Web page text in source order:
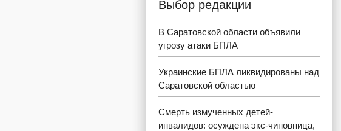
Выбор редакции
В Саратовской области объявили
угрозу атаки БПЛА
Украинские БПЛА ликвидированы над
Саратовской областью
Смерть измученных детей-
инвалидов: осуждена экс-чиновница,